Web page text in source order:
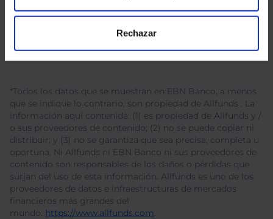
Rechazar
*Todos los datos que se muestran en EBN Banco, a menos
que se indique lo contrario, son propiedad de Allfunds . La
información aquí contenida: (1) es propiedad de Allfunds y /
o sus proveedores de contenido; (2) no se puede copiar ni
distribuir; y (3) no se garantiza que sea precisa, completa u
oportuna. Ni Allfunds ni EBN Banco ni sus proveedores de
contenido son responsables de los daños o pérdidas que
surjan del uso de esta información. Allfunds es uno de los
proveedores de datos e infraestructuras de mercados
financieros más grandes del
mundo. https://www.allfunds.com.